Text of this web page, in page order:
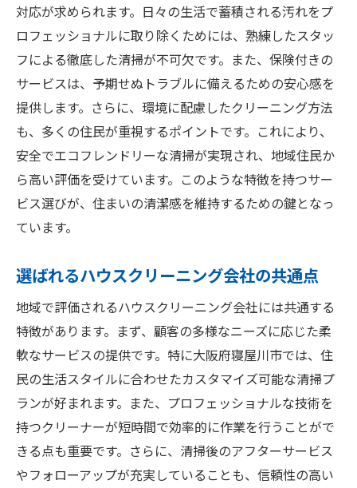
対応が求められます。日々の生活で蓄積される汚れをプ
ロフェッショナルに取り除くためには、熟練したスタッ
フによる徹底した清掃が不可欠です。また、保険付きの
サービスは、予期せぬトラブルに備えるための安心感を
提供します。さらに、環境に配慮したクリーニング方法
も、多くの住民が重視するポイントです。これにより、
安全でエコフレンドリーな清掃が実現され、地域住民か
ら高い評価を受けています。このような特徴を持つサー
ビス選びが、住まいの清潔感を維持するための鍵となっ
ています。
選ばれるハウスクリーニング会社の共通点
地域で評価されるハウスクリーニング会社には共通する
特徴があります。まず、顧客の多様なニーズに応じた柔
軟なサービスの提供です。特に大阪府寝屋川市では、住
民の生活スタイルに合わせたカスタマイズ可能な清掃プ
ランが好まれます。また、プロフェッショナルな技術を
持つクリーナーが短時間で効率的に作業を行うことがで
きる点も重要です。さらに、清掃後のアフターサービス
やフォローアップが充実していることも、信頼性の高い